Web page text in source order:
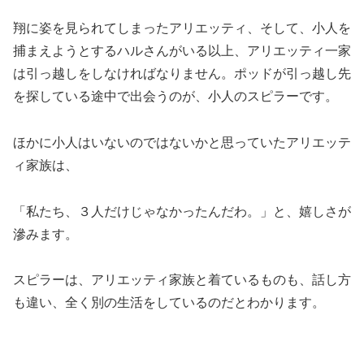
翔に姿を見られてしまったアリエッティ、そして、小人を
捕まえようとするハルさんがいる以上、アリエッティ一家
は引っ越しをしなければなりません。ポッドが引っ越し先
を探している途中で出会うのが、小人のスピラーです。
ほかに小人はいないのではないかと思っていたアリエッテ
ィ家族は、
「私たち、３人だけじゃなかったんだわ。」と、嬉しさが
滲みます。
スピラーは、アリエッティ家族と着ているものも、話し方
も違い、全く別の生活をしているのだとわかります。